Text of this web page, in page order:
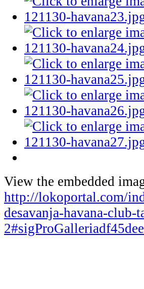
View the embedded
http://lokoportal.com/
desavanja-havana-club-